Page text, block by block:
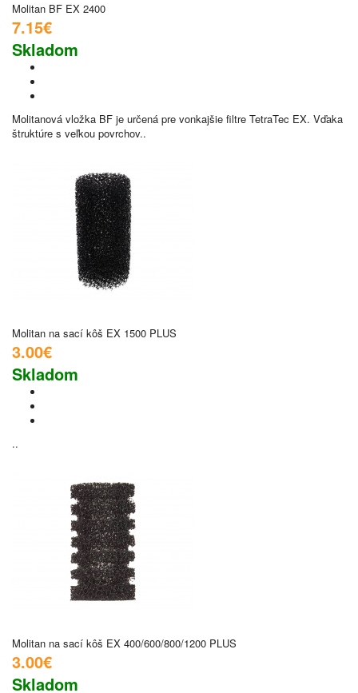
Molitan BF EX 2400
7.15€
Skladom
Molitanová vložka BF je určená pre vonkajšie filtre TetraTec EX. Vďaka
štruktúre s veľkou povrchov..
Molitan na sací kôš EX 1500 PLUS
3.00€
Skladom
..
Molitan na sací kôš EX 400/600/800/1200 PLUS
3.00€
Skladom